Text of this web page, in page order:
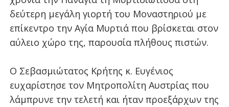
δεύτερη μεγάλη γιορτή του Μοναστηριού με
επίκεντρο την Αγία Μυρτιά που βρίσκεται στον
αύλειο χώρο της, παρουσία πλήθους πιστών.
Ο Σεβασμιώτατος Κρήτης κ. Ευγένιος
ευχαρίστησε τον Μητροπολίτη Αυστρίας που
λάμπρυνε την τελετή και ήταν προεξάρχων της